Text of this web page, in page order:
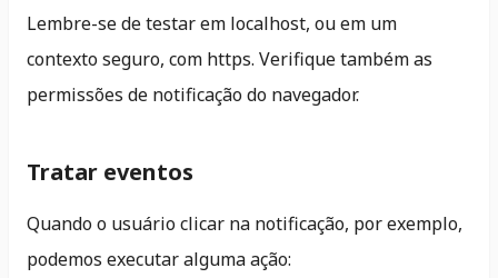
Lembre-se de testar em localhost, ou em um
contexto seguro, com https. Verifique também as
permissões de notificação do navegador.
Tratar eventos
Quando o usuário clicar na notificação, por exemplo,
podemos executar alguma ação: